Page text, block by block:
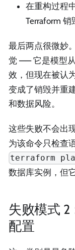
在重构过程
Terraform
最后两点很微妙。
觉 —— 它是模型
效，但现在被认
变成了销毁并重
和数据风险。
这些失败不会出
为该命令只检查
terraform
数据库实例，但
失败模式 2
配置